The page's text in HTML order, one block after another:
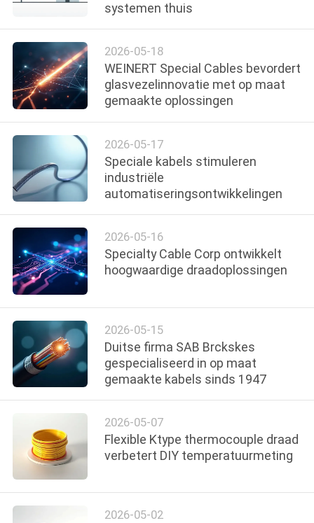
systemen thuis
2026-05-18
WEINERT Special Cables bevordert
glasvezelinnovatie met op maat
gemaakte oplossingen
2026-05-17
Speciale kabels stimuleren
industriële
automatiseringsontwikkelingen
2026-05-16
Specialty Cable Corp ontwikkelt
hoogwaardige draadoplossingen
2026-05-15
Duitse firma SAB Brckskes
gespecialiseerd in op maat
gemaakte kabels sinds 1947
2026-05-07
Flexible Ktype thermocouple draad
verbetert DIY temperatuurmeting
2026-05-02